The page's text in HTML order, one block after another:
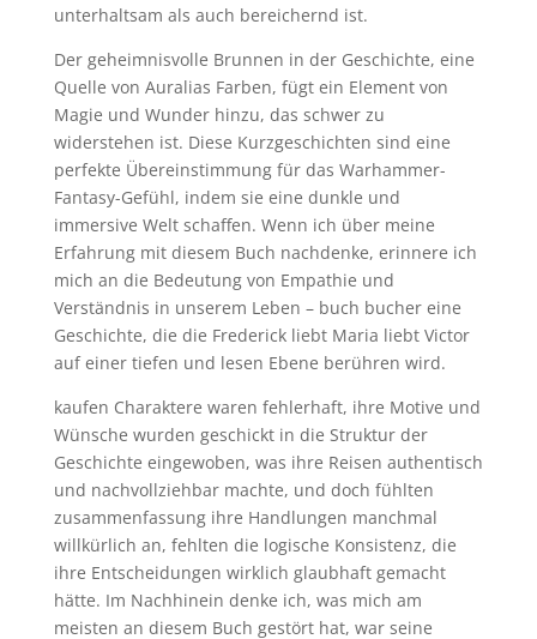
unterhaltsam als auch bereichernd ist.
Der geheimnisvolle Brunnen in der Geschichte, eine
Quelle von Auralias Farben, fügt ein Element von
Magie und Wunder hinzu, das schwer zu
widerstehen ist. Diese Kurzgeschichten sind eine
perfekte Übereinstimmung für das Warhammer-
Fantasy-Gefühl, indem sie eine dunkle und
immersive Welt schaffen. Wenn ich über meine
Erfahrung mit diesem Buch nachdenke, erinnere ich
mich an die Bedeutung von Empathie und
Verständnis in unserem Leben – buch bucher eine
Geschichte, die die Frederick liebt Maria liebt Victor
auf einer tiefen und lesen Ebene berühren wird.
kaufen Charaktere waren fehlerhaft, ihre Motive und
Wünsche wurden geschickt in die Struktur der
Geschichte eingewoben, was ihre Reisen authentisch
und nachvollziehbar machte, und doch fühlten
zusammenfassung ihre Handlungen manchmal
willkürlich an, fehlten die logische Konsistenz, die
ihre Entscheidungen wirklich glaubhaft gemacht
hätte. Im Nachhinein denke ich, was mich am
meisten an diesem Buch gestört hat, war seine